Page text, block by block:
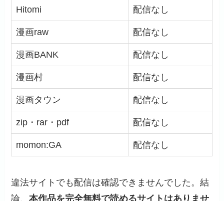
Hitomi 配信なし
漫画raw 配信なし
漫画BANK 配信なし
漫画村 配信なし
漫画タウン 配信なし
zip・rar・pdf 配信なし
momon:GA 配信なし
違法サイトでも配信は確認できませんでした。結
論、本作品を完全無料で読めるサイトはありませ